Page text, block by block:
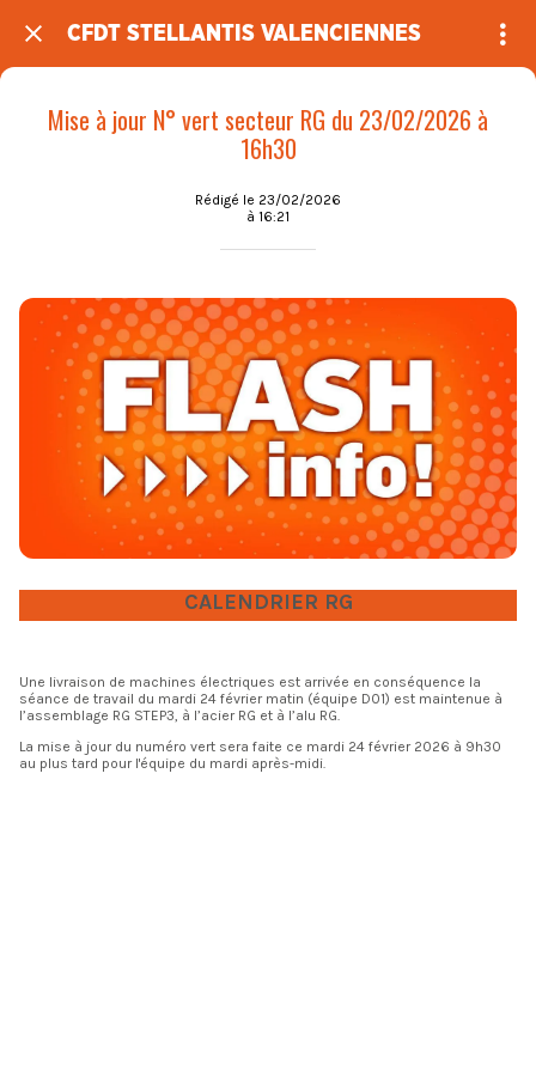
CFDT STELLANTIS VALENCIENNES
Mise à jour N° vert secteur RG du 23/02/2026 à
16h30
Rédigé le 23/02/2026
à 16:21
CALENDRIER RG
Une livraison de machines électriques est arrivée en conséquence la
séance de travail du mardi 24 février matin (équipe D01) est maintenue à
l’assemblage RG STEP3, à l’acier RG et à l’alu RG.
La mise à jour du numéro vert sera faite ce mardi 24 février 2026 à 9h30
au plus tard pour l'équipe du mardi après-midi.